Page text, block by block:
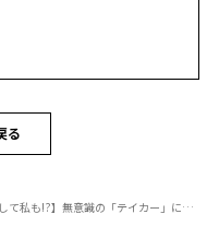
る
!?】無意識の「テイカー」になってない？人間関係を壊す行動をチェック！